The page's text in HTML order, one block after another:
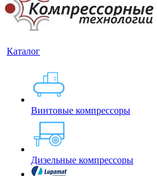
Каталог
Винтовые компрессоры
Дизельные компрессоры